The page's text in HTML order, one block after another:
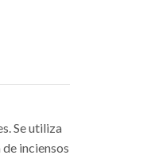
Se utiliza
inciensos